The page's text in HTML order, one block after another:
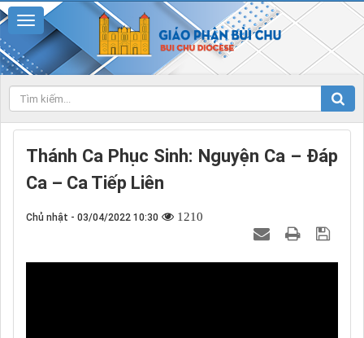
Thánh Ca Phục Sinh: Nguyện Ca – Đáp
Ca – Ca Tiếp Liên
Chủ nhật - 03/04/2022 10:30 1210